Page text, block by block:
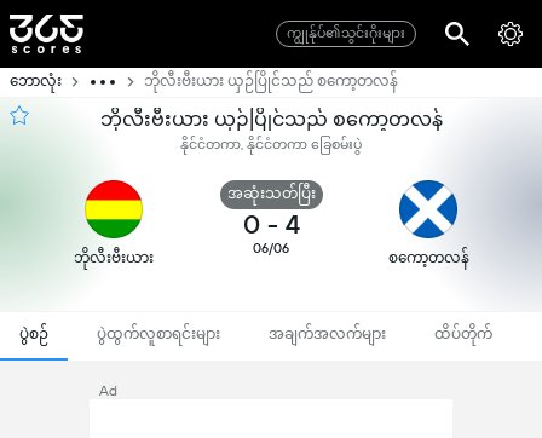
ကျွုန်ုပ်၏သွင်းဂိုးများ
ဘောလုံး ဘိုလီးဗီးယား ယှဉ်ပြိုင်သည် စကော့တလန်
ဘိုလီးဗီးယား ယှဉ်ပြိုင်သည် စကော့တလန်
နိုင်ငံတကာ, နိုင်ငံတကာ ခြေစမ်းပွဲ
ဘိုလီးဗီးယား
အဆုံးသတ်ပြီး
0 - 4
06/06
စကော့တလန်
ပွဲစဉ် ပွဲထွက်လူစာရင်းများ အချက်အလက်များ ထိပ်တိုက်
Ad